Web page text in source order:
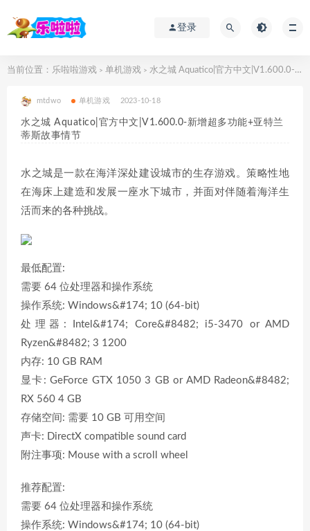
登录
当前位置： 乐啦啦游戏 > 单机游戏 > 水之城 Aquatico|官方中文|V1.600.0-新增超多功能+亚特兰蒂斯故事情节
mtdwo 单机游戏 2023-10-18
水之城 Aquatico|官方中文|V1.600.0-新增超多功能+亚特兰
蒂斯故事情节
水之城是一款在海洋深处建设城市的生存游戏。策略性地
在海床上建造和发展一座水下城市，并面对伴随着海洋生
活而来的各种挑战。
最低配置:
需要 64 位处理器和操作系统
操作系统: Windows&#174; 10 (64-bit)
处理器: Intel&#174; Core&#8482; i5-3470 or AMD
Ryzen&#8482; 3 1200
内存: 10 GB RAM
显卡: GeForce GTX 1050 3 GB or AMD Radeon&#8482;
RX 560 4 GB
存储空间: 需要 10 GB 可用空间
声卡: DirectX compatible sound card
附注事项: Mouse with a scroll wheel
推荐配置:
需要 64 位处理器和操作系统
操作系统: Windows&#174; 10 (64-bit)